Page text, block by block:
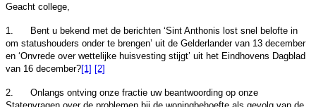
Geacht college,
1.
Bent u bekend met de berichten ‘Sint Anthonis lost snel belofte in
om statushouders onder te brengen’ uit de Gelderlander van 13 december
en ‘Onvrede over wettelijke huisvesting stijgt’ uit het Eindhovens Dagblad
van 16 december?[1] [2]
2.
Onlangs ontving onze fractie uw beantwoording op onze